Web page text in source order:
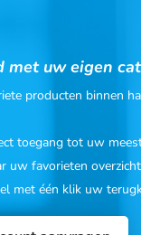
met uw eigen
producten binnen
toegang tot uw
uw favorieten
met één klik uw